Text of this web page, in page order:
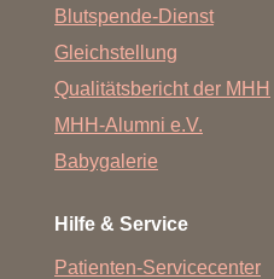
Blutspende-Dienst
Gleichstellung
Qualitätsbericht der MHH
MHH-Alumni e.V.
Babygalerie
Hilfe & Service
Patienten-Servicecenter